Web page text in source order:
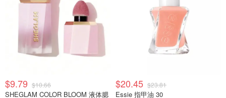
$9.79 $10.66
SHEGLAM COLOR BLOOM 液体腮
$20.45 $23.81
Essie 指甲油 30